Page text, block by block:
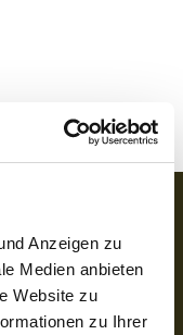
Anzeigen zu
Medien anbieten
Website zu
zu Ihrer
07